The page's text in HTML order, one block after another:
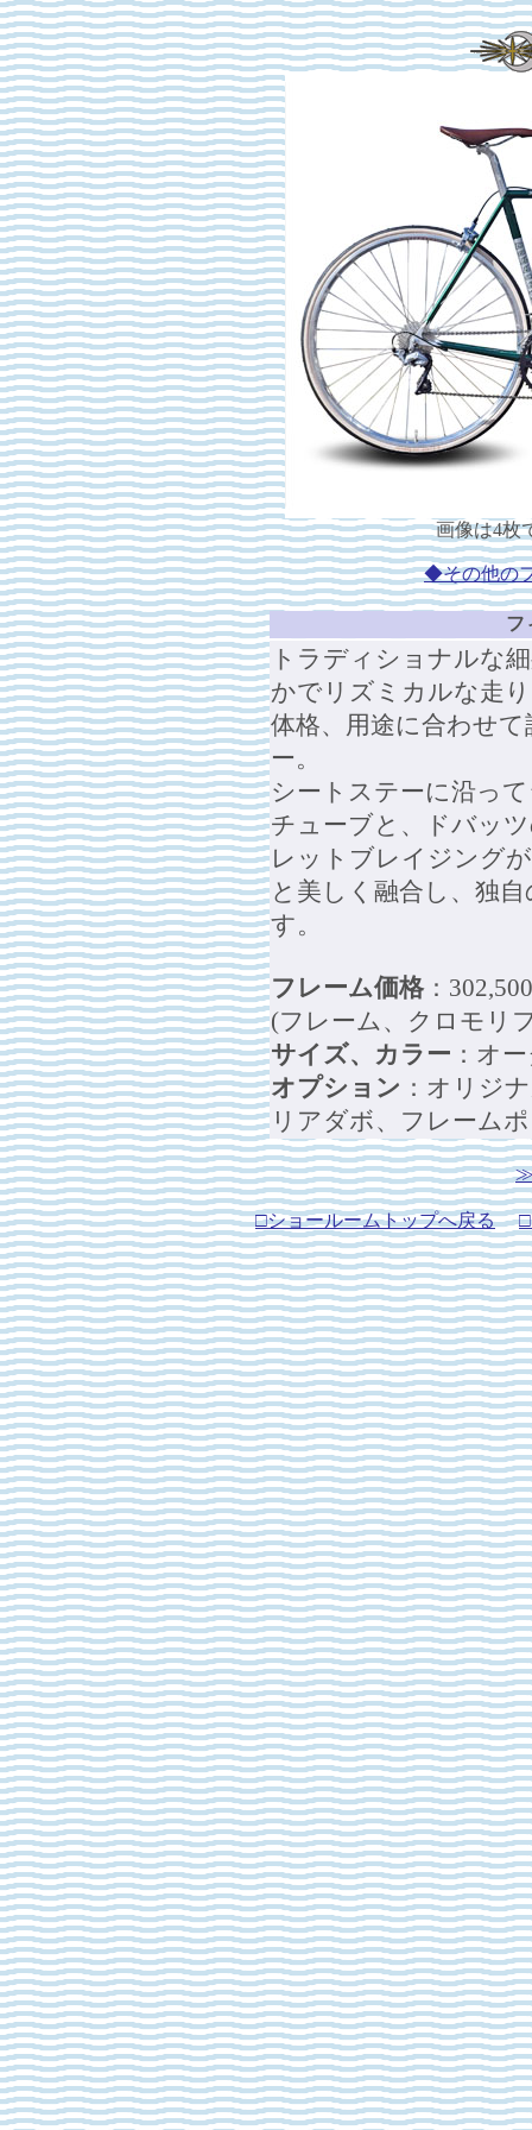
画像は4枚
◆その他の
フ
トラディショナルな
かでリズミカルな走
体格、用途に合わせ
ー。
シートステーに沿っ
チューブと、ドバッ
レットブレイジング
と美しく融合し、独
す。
フレーム価格：
(フレーム、クロモリ
サイズ、カラー ：オ
オプション ：オリジ
リアダボ、フレーム
≫
□ショールームトップへ戻る